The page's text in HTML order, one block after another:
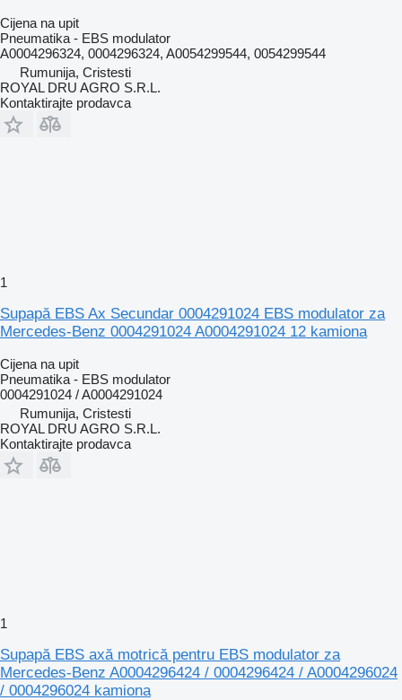
Cijena na upit
Pneumatika - EBS modulator
A0004296324, 0004296324, A0054299544, 0054299544
Rumunija, Cristesti
ROYAL DRU AGRO S.R.L.
Kontaktirajte prodavca
1
Supapă EBS Ax Secundar 0004291024 EBS modulator za
Mercedes-Benz 0004291024 A0004291024 12 kamiona
Cijena na upit
Pneumatika - EBS modulator
0004291024 / A0004291024
Rumunija, Cristesti
ROYAL DRU AGRO S.R.L.
Kontaktirajte prodavca
1
Supapă EBS axă motrică pentru EBS modulator za
Mercedes-Benz A0004296424 / 0004296424 / A0004296024
/ 0004296024 kamiona